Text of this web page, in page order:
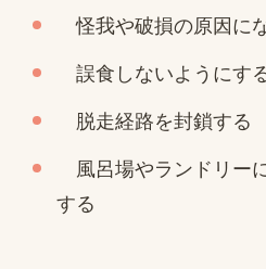
怪我や破損の原因に
誤食しないようにす
脱走経路を封鎖する
風呂場やランドリー
する